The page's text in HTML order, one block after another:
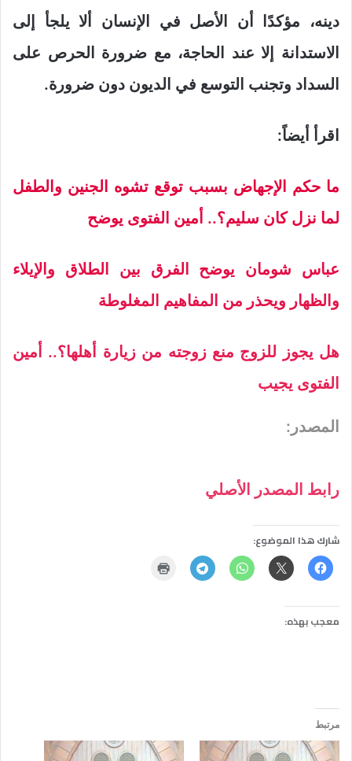
دينه، مؤكدًا أن الأصل في الإنسان ألا يلجأ إلى
الاستدانة إلا عند الحاجة، مع ضرورة الحرص على
السداد وتجنب التوسع في الديون دون ضرورة.
اقرأ أيضاً:
ما حكم الإجهاض بسبب توقع تشوه الجنين والطفل
لما نزل كان سليم؟.. أمين الفتوى يوضح
عباس شومان يوضح الفرق بين الطلاق والإيلاء
والظهار ويحذر من المفاهيم المغلوطة
هل يجوز للزوج منع زوجته من زيارة أهلها؟.. أمين
الفتوى يجيب
المصدر:
رابط المصدر الأصلي
شارك هذا الموضوع:
معجب بهذه:
مرتبط